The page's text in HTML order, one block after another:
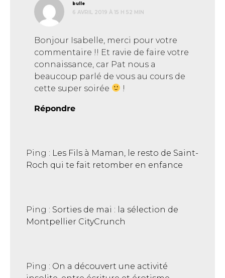
bulle
6 AVRIL 2019 À 15 H 52 MIN
Bonjour Isabelle, merci pour votre
commentaire !! Et ravie de faire votre
connaissance, car Pat nous a
beaucoup parlé de vous au cours de
cette super soirée
!
Répondre
Ping : Les Fils à Maman, le resto de Saint-
Roch qui te fait retomber en enfance
Ping : Sorties de mai : la sélection de
Montpellier CityCrunch
Ping : On a découvert une activité